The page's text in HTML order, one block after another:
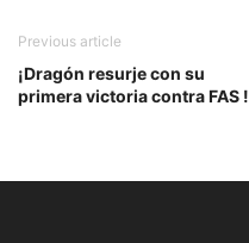
Previous article
¡Dragón resurje con su
primera victoria contra FAS !